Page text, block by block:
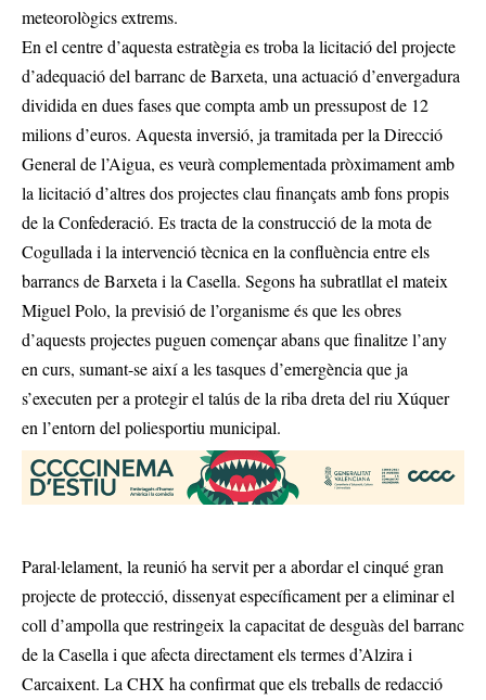
meteorològics extrems.
En el centre d’aquesta estratègia es troba la licitació del projecte
d’adequació del barranc de Barxeta, una actuació d’envergadura
dividida en dues fases que compta amb un pressupost de 12
milions d’euros. Aquesta inversió, ja tramitada per la Direcció
General de l’Aigua, es veurà complementada pròximament amb
la licitació d’altres dos projectes clau finançats amb fons propis
de la Confederació. Es tracta de la construcció de la mota de
Cogullada i la intervenció tècnica en la confluència entre els
barrancs de Barxeta i la Casella. Segons ha subratllat el mateix
Miguel Polo, la previsió de l’organisme és que les obres
d’aquests projectes puguen començar abans que finalitze l’any
en curs, sumant-se així a les tasques d’emergència que ja
s’executen per a protegir el talús de la riba dreta del riu Xúquer
en l’entorn del poliesportiu municipal.
Paral·lelament, la reunió ha servit per a abordar el cinqué gran
projecte de protecció, dissenyat específicament per a eliminar el
coll d’ampolla que restringeix la capacitat de desguàs del barranc
de la Casella i que afecta directament els termes d’Alzira i
Carcaixent. La CHX ha confirmat que els treballs de redacció